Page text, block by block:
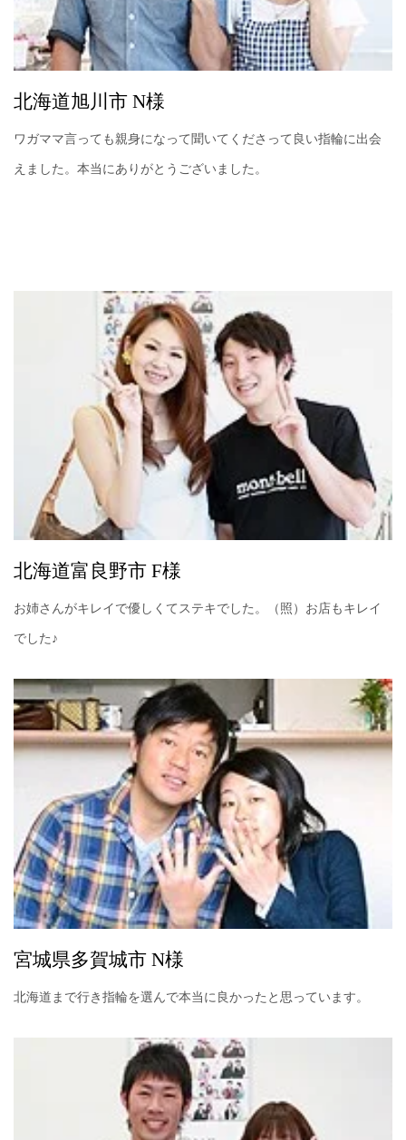
北海道旭川市 N様
ワガママ言っても親身になって聞いてくださって良い指輪に出会
えました。本当にありがとうございました。
北海道富良野市 F様
お姉さんがキレイで優しくてステキでした。（照）お店もキレイ
でした♪
宮城県多賀城市 N様
北海道まで行き指輪を選んで本当に良かったと思っています。